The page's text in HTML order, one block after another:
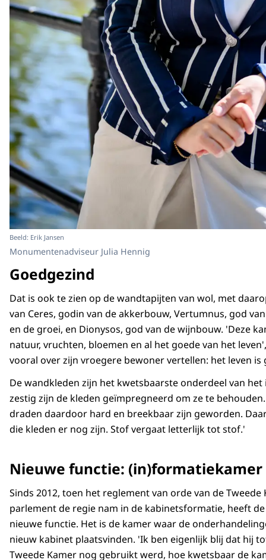
Beeld: Erik Jansen
Monumentenadviseur Julia Hennig
Goedgezind
Dat is ook te zien op de wandtapijten van wol, met
van Ceres, godin van de akkerbouw, Vertumnus, god
en de groei, en Dionysos, god van de wijnbouw. 'Deze
natuur, vruchten, bloemen en al het goede van het
vooral over zijn vroegere bewoner vertellen: het leven
De wandkleden zijn het kwetsbaarste onderdeel van
zestig zijn de kleden geïmpregneerd om ze te
draden daardoor hard en breekbaar zijn geworden.
die kleden er nog zijn. Stof vergaat letterlijk tot stof.'
Nieuwe functie: (in)formatiekamer
Sinds 2012, toen het reglement van orde van de
parlement de regie nam in de kabinetsformatie, heeft
nieuwe functie. Het is de kamer waar de
nieuw kabinet plaatsvinden. 'Ik ben eigenlijk blij dat hij
Tweede Kamer nog gebruikt werd, hoe kwetsbaar de